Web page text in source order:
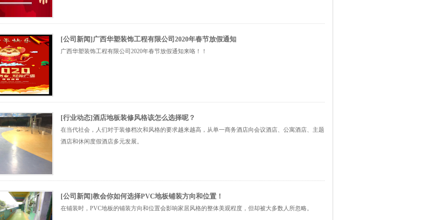
[公司新闻]广西华塑装饰工程有限公司2020年春节放假通知
广西华塑装饰工程有限公司2020年春节放假通知来咯！！
[行业动态]酒店地板装修风格该怎么选择呢？
在当代社会，人们对于装修档次和风格的要求越来越高，从单一商务酒店向会议酒店、公寓酒店、主题
酒店和休闲度假酒店多元发展。
[公司新闻]教会你如何选择PVC地板铺装方向和位置！
在铺装时，PVC地板的铺装方向和位置会影响家居风格的整体美观程度，但却被大多数人所忽略。